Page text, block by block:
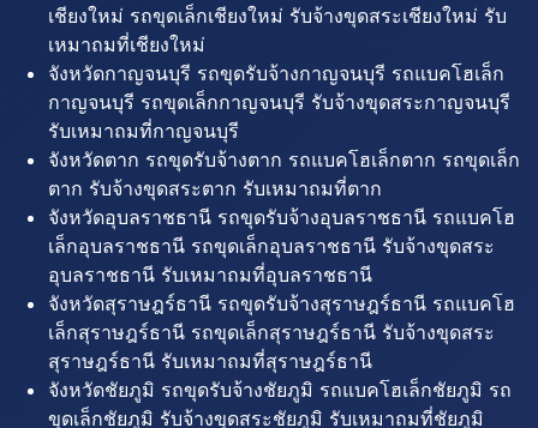
เชียงใหม่ รถขุดเล็กเชียงใหม่ รับจ้างขุดสระเชียงใหม่ รับ
เหมาถมที่เชียงใหม่
จังหวัดกาญจนบุรี รถขุดรับจ้างกาญจนบุรี รถแบคโฮเล็ก
กาญจนบุรี รถขุดเล็กกาญจนบุรี รับจ้างขุดสระกาญจนบุรี
รับเหมาถมที่กาญจนบุรี
จังหวัดตาก รถขุดรับจ้างตาก รถแบคโฮเล็กตาก รถขุดเล็ก
ตาก รับจ้างขุดสระตาก รับเหมาถมที่ตาก
จังหวัดอุบลราชธานี รถขุดรับจ้างอุบลราชธานี รถแบคโฮ
เล็กอุบลราชธานี รถขุดเล็กอุบลราชธานี รับจ้างขุดสระ
อุบลราชธานี รับเหมาถมที่อุบลราชธานี
จังหวัดสุราษฎร์ธานี รถขุดรับจ้างสุราษฎร์ธานี รถแบคโฮ
เล็กสุราษฎร์ธานี รถขุดเล็กสุราษฎร์ธานี รับจ้างขุดสระ
สุราษฎร์ธานี รับเหมาถมที่สุราษฎร์ธานี
จังหวัดชัยภูมิ รถขุดรับจ้างชัยภูมิ รถแบคโฮเล็กชัยภูมิ รถ
ขุดเล็กชัยภูมิ รับจ้างขุดสระชัยภูมิ รับเหมาถมที่ชัยภูมิ